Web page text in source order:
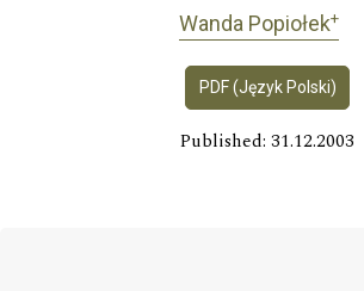
Wanda Popiołek+
PDF (Język Polski)
Published: 31.12.2003